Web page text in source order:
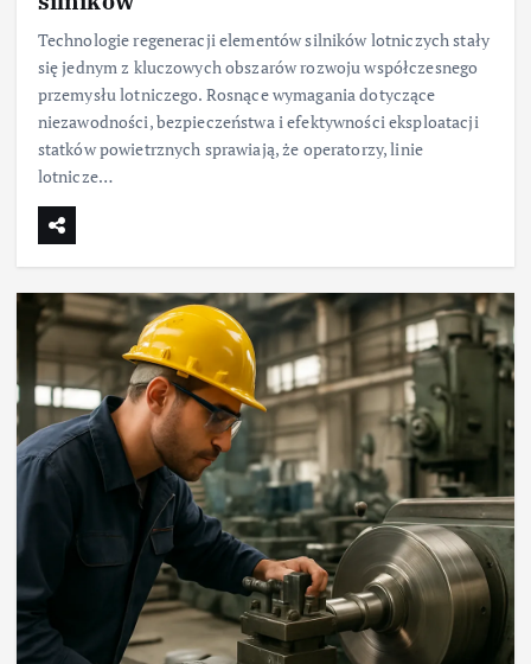
Technologie regeneracji elementów silników lotniczych stały
się jednym z kluczowych obszarów rozwoju współczesnego
przemysłu lotniczego. Rosnące wymagania dotyczące
niezawodności, bezpieczeństwa i efektywności eksploatacji
statków powietrznych sprawiają, że operatorzy, linie
lotnicze…